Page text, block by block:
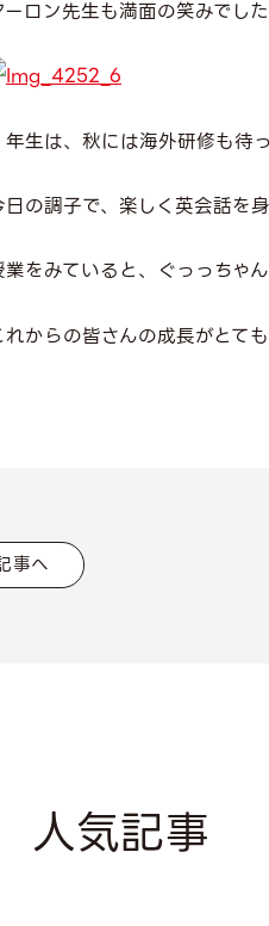
ーロン先生も満面の笑みでし
年生は、秋には海外研修も待
日の調子で、楽しく英会話を
業をみていると、ぐっっちゃ
れからの皆さんの成長がとて
事へ
人気記事